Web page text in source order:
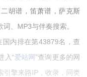
胡谱，笛萧谱，萨克斯
、MP3与伴奏搜索。
内排在第43879名，查
入“爱站网”查询更多的网
引擎来路IP，收录，同类